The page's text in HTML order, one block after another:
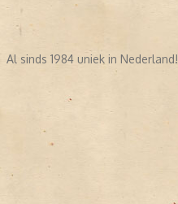
Al sinds 1984 uniek in Nederland!